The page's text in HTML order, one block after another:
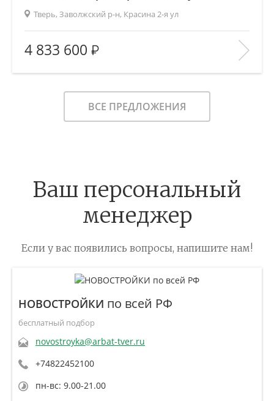
Тверь, Заволжский р-н, Красина 2-я ул
Площадь (общ/жил/кух), м2:
30.4/17/4.5
Количество комнат:
1
Этаж:
3/9
В ИЗБРАННОЕ
4 833 600
ВСЕ ПРЕДЛОЖЕНИЯ
Ваш персональный
менеджер
Если у вас появились вопросы, напишите нам!
НОВОСТРОЙКИ по всей РФ
бесплатный подбор
novostroyka@arbat-tver.ru
+74822452100
пн-вс: 9.00-21.00